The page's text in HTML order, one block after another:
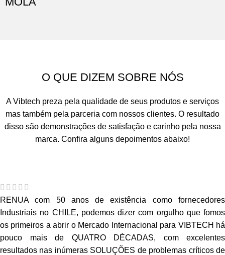
O QUE DIZEM SOBRE NÓS
A Vibtech preza pela qualidade de seus produtos e serviços
mas também pela parceria com nossos clientes. O resultado
disso são demonstrações de satisfação e carinho pela nossa
marca. Confira alguns depoimentos abaixo!
RENUA com 50 anos de existência como fornecedores
Industriais no CHILE, podemos dizer com orgulho que fomos
os primeiros a abrir o Mercado Internacional para VIBTECH há
pouco mais de QUATRO DÉCADAS, com excelentes
resultados nas inúmeras SOLUÇÕES de problemas críticos de